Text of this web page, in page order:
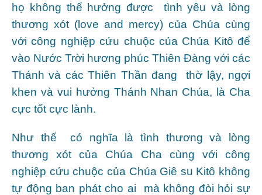
họ không thể hưởng được tình yêu và lòng
thương xót (love and mercy) của Chúa cùng
với công nghiệp cứu chuộc của Chúa Kitô để
vào Nước Trời hương phúc Thiên Đàng với các
Thánh và các Thiên Thần đang thờ lậy, ngợi
khen và vui hưởng Thánh Nhan Chúa, là Cha
cực tốt cực lành.
Như thế có nghĩa là tình thương và lòng
thương xót của Chúa Cha cùng với công
nghiệp cứu chuộc của Chúa Giê su Kitô không
tự động ban phát cho ai mà không đòi hỏi sự